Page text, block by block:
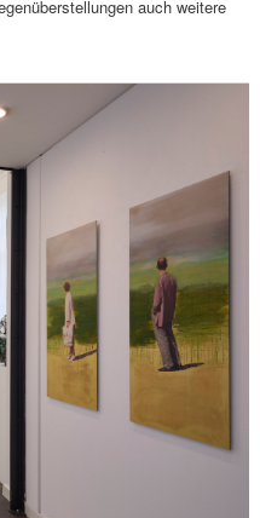
auch weitere